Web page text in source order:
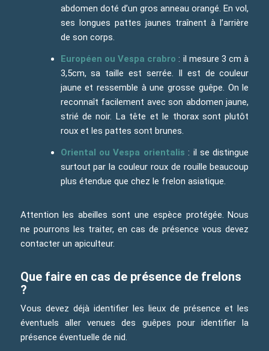
abdomen doté d’un gros anneau orangé. En vol,
ses longues pattes jaunes traînent à l’arrière
de son corps.
Européen ou Vespa crabro : il mesure 3 cm à
3,5cm, sa taille est serrée. Il est de couleur
jaune et ressemble à une grosse guêpe. On le
reconnaît facilement avec son abdomen jaune,
strié de noir. La tête et le thorax sont plutôt
roux et les pattes sont brunes.
Oriental ou Vespa orientalis : il se distingue
surtout par la couleur roux de rouille beaucoup
plus étendue que chez le frelon asiatique.
Attention les abeilles sont une espèce protégée. Nous
ne pourrons les traiter, en cas de présence vous devez
contacter un apiculteur.
Que faire en cas de présence de frelons
?
Vous devez déjà identifier les lieux de présence et les
éventuels aller venues des guêpes pour identifier la
présence éventuelle de nid.